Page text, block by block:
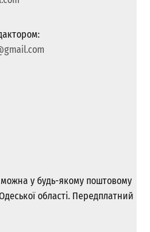
можна у будь-якому поштовому
області. Передплатний